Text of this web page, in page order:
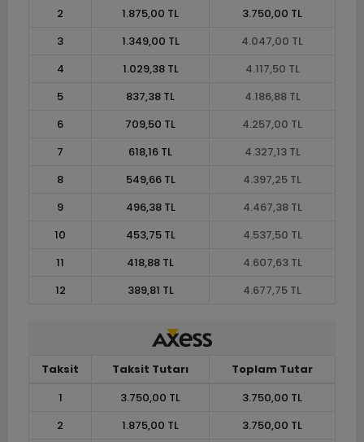
2 1.875,00 TL
3.750,00 TL
3
1.349,00 TL
4.047,00 TL
4
1.029,38 TL
4.117,50 TL
5
837,38 TL
4.186,88 TL
6
709,50 TL
4.257,00 TL
7
618,16 TL
4.327,13 TL
8
549,66 TL
4.397,25 TL
9
496,38 TL
4.467,38 TL
10
453,75 TL
4.537,50 TL
11
418,88 TL
4.607,63 TL
12
389,81 TL 4.677,75 TL
Taksit Taksit Tutarı
Toplam Tutar
1
3.750,00 TL
3.750,00 TL
2
1.875,00 TL
3.750,00 TL